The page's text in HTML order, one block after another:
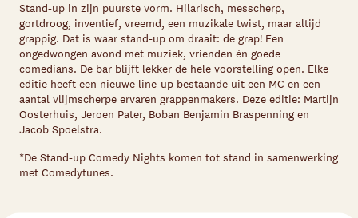
Stand-up in zijn puurste vorm. Hilarisch, messcherp,
gortdroog, inventief, vreemd, een muzikale twist, maar altijd
grappig. Dat is waar stand-up om draait: de grap! Een
ongedwongen avond met muziek, vrienden én goede
comedians. De bar blijft lekker de hele voorstelling open. Elke
editie heeft een nieuwe line-up bestaande uit een MC en een
aantal vlijmscherpe ervaren grappenmakers. Deze editie: Martijn
Oosterhuis, Jeroen Pater, Boban Benjamin Braspenning en
Jacob Spoelstra.
*De Stand-up Comedy Nights komen tot stand in samenwerking
met Comedytunes.